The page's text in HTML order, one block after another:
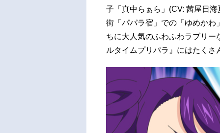
子「真中らぁら」(CV: 茜屋日
街「パパラ宿」での「ゆめか
ちに大人気のふわふわラブリ
ルタイムプリパラ』にはたく